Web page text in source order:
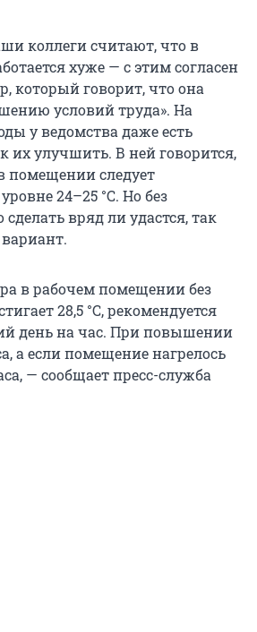
коллеги считают, что в
хуже — с этим согласен
который говорит, что она
условий труда». На
у ведомства даже есть
их улучшить. В ней говорится,
помещении следует
24–25 °C. Но без
вряд ли удастся, так
в рабочем помещении без
28,5 °C, рекомендуется
день на час. При повышении
а если помещение нагрелось
— сообщает пресс-служба